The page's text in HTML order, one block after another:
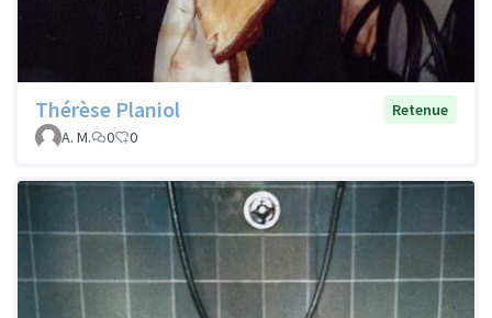
Thérèse Planiol
Retenue
A. M.
0 0